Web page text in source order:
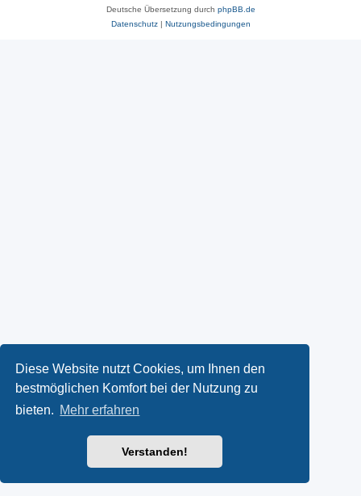
Diese Website nutzt Cookies, um Ihnen den
bestmöglichen Komfort bei der Nutzung zu
bieten. Mehr erfahren
Verstanden!
Deutsche Übersetzung durch phpBB.de
Datenschutz| Nutzungsbedingungen